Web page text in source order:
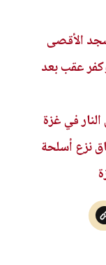
عقب بعد
نزع أسلحة